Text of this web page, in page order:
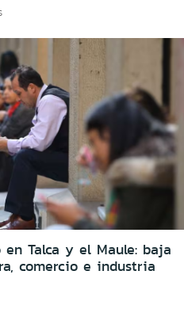
en Talca y el Maule: baja
comercio e industria